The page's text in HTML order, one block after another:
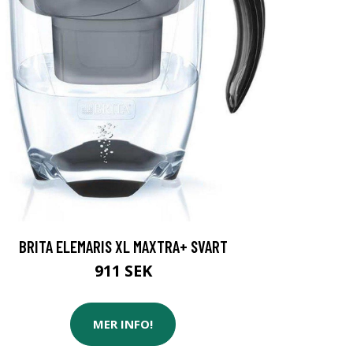
BRITA ELEMARIS XL MAXTRA+ SVART
911 SEK
MER INFO!